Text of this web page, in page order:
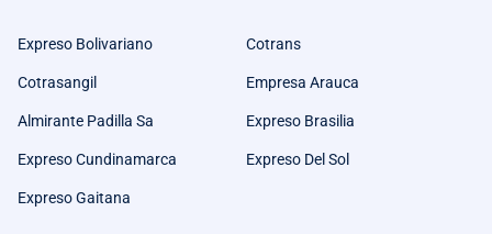
Expreso Bolivariano Cotrans
Cotrasangil Empresa Arauca
Almirante Padilla Sa Expreso Brasilia
Expreso Cundinamarca Expreso Del Sol
Expreso Gaitana